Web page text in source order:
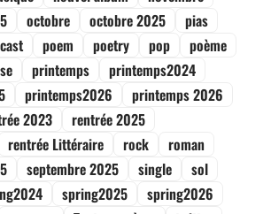
octobre octobre 2025
pias
poem poetry pop
poème
printemps
printemps2024
printemps2026
printemps 2026
2023
rentrée 2025
rentrée Littéraire rock
roman
septembre 2025 single
sol
spring2025
spring2026